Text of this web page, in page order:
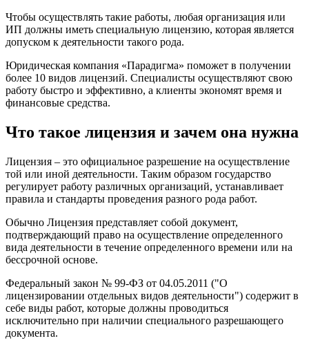
Чтобы осуществлять такие работы, любая организация или
ИП должны иметь специальную лицензию, которая является
допуском к деятельности такого рода.
Юридическая компания «Парадигма» поможет в получении
более 10 видов лицензий. Специалисты осуществляют свою
работу быстро и эффективно, а клиенты экономят время и
финансовые средства.
Что такое лицензия и зачем она нужна
Лицензия – это официальное разрешение на осуществление
той или иной деятельности. Таким образом государство
регулирует работу различных организаций, устанавливает
правила и стандарты проведения разного рода работ.
Обычно Лицензия представляет собой документ,
подтверждающий право на осуществление определенного
вида деятельности в течение определенного времени или на
бессрочной основе.
Федеральный закон № 99-ФЗ от 04.05.2011 ("О
лицензировании отдельных видов деятельности") содержит в
себе виды работ, которые должны проводиться
исключительно при наличии специального разрешающего
документа.